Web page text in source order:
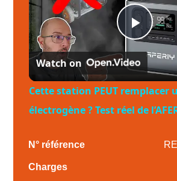
Play
Watch on
Cette station PEUT remplacer
électrogène ? Test réel de
N° référence
Charges